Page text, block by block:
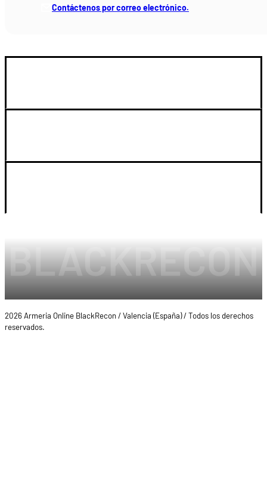
Contáctenos por correo electrónico.
2026 Armeria Online BlackRecon / Valencia (España) / Todos los derechos
reservados.